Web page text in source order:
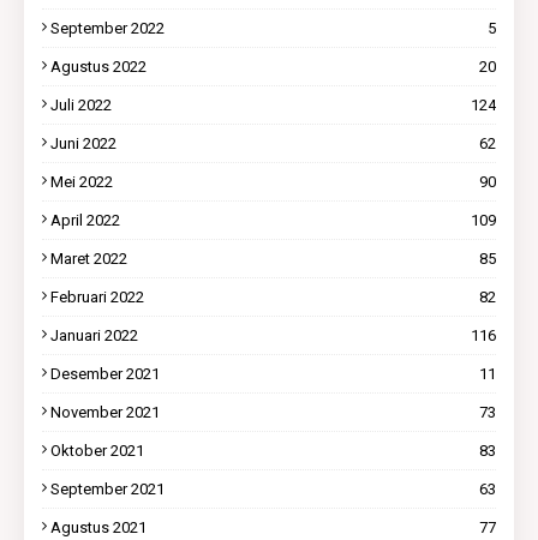
September 2022 5
Agustus 2022 20
Juli 2022 124
Juni 2022 62
Mei 2022 90
April 2022 109
Maret 2022 85
Februari 2022 82
Januari 2022 116
Desember 2021 11
November 2021 73
Oktober 2021 83
September 2021 63
Agustus 2021 77